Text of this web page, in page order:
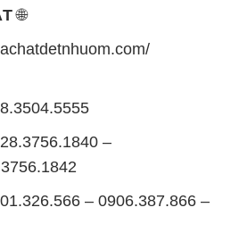
🌐
–
– 0906.387.866 –